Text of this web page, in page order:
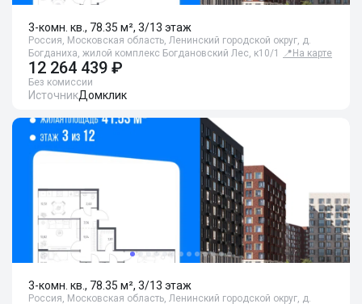
3-комн. кв., 78.35 м², 3/13 этаж
Россия, Московская область, Ленинский городской округ, д.
Богданиха, жилой комплекс Богдановский Лес, к10/1
📍 На карте
12 264 439 ₽
Без комиссии
ИсточникДомклик
3-комн. кв., 78.35 м², 3/13 этаж
Россия, Московская область, Ленинский городской округ, д.